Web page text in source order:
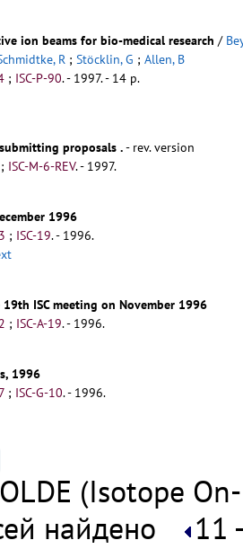
ion beams for bio-medical research /
R ; Stöcklin, G ; Allen, B
; ISC-P-90.- 1997. - 14 p.
proposals .- rev. version
; ISC-M-6-REV.- 1997.
1996
; ISC-19.- 1996.
ISC meeting on November 1996
; ISC-A-19.- 1996.
1996
; ISC-G-10.- 1996.
(Isotope
найдено
11